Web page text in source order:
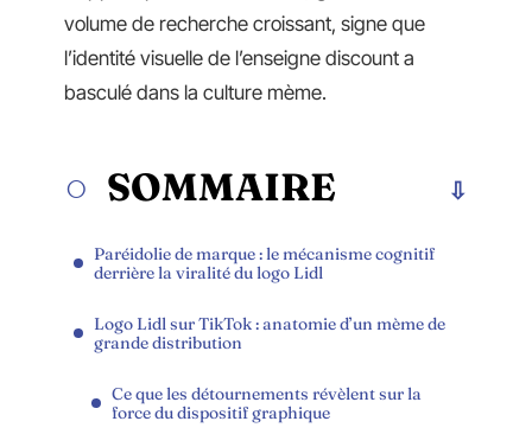
volume de recherche croissant, signe que
l’identité visuelle de l’enseigne discount a
basculé dans la culture mème.
SOMMAIRE
Paréidolie de marque : le mécanisme cognitif
derrière la viralité du logo Lidl
Logo Lidl sur TikTok : anatomie d’un mème de
grande distribution
Ce que les détournements révèlent sur la
force du dispositif graphique